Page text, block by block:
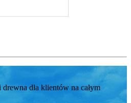
dla klientów na całym